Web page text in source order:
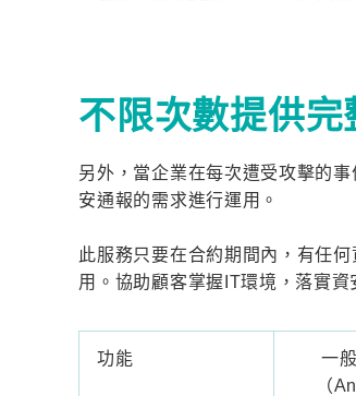
不限次數提供
另外，當企業在每次遭受攻擊的
安通報的需求進行運用。
此服務只要在合約期間內，有任
用。協助顧客掌握IT環境，落實資
功能
一
（